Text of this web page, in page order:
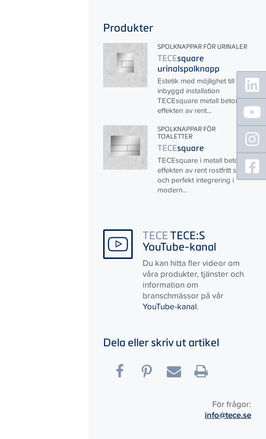
Produkter
SPOLKNAPPAR FÖR URINALER
TECEsquare
urinalspolknapp
Estetik med möjlighet till
inbyggd installation
TECEsquare metall betonar
effekten av rent...
SPOLKNAPPAR FÖR
TOALETTER
TECEsquare
TECEsquare i metall betonar
effekten av rent rostfritt stål
och perfekt integrering i
modern...
TECETECE:S
YouTube-kanal
Du kan hitta fler videor om
våra produkter, tjänster och
information om
branschmässor på vår
YouTube-kanal.
Dela eller skriv ut artikel
För frågor:
info@tece.se
Floating
Sidebar